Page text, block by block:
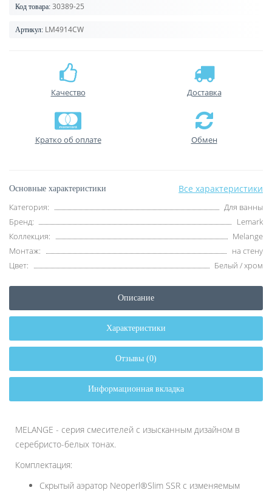
Код товара: 30389-25
Артикул: LM4914CW
Качество Доставка
Кратко об оплате Обмен
Основные характеристики Все характеристики
Категория:
Для ванны
Бренд:
Lemark
Коллекция:
Melange
Монтаж:
на стену
Цвет:
Белый / хром
Описание
Характеристики
Отзывы (0)
Информационная вкладка
MELANGE - серия смесителей с изысканным дизайном в
серебристо-белых тонах.
Комплектация:
Скрытый аэратор Neoperl®Slim SSR с изменяемым